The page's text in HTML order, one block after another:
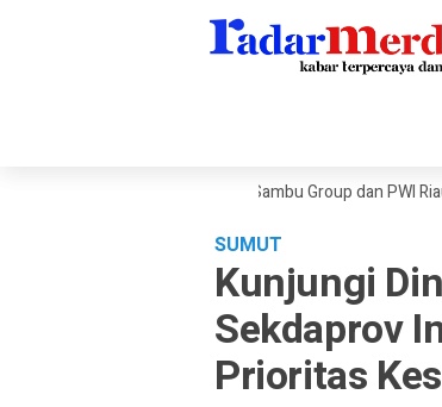
Tekanan Ekonomi Dunia, Sambu Group dan PWI Riau
SUMUT
Kunjungi
Sekdaprov
Prioritas